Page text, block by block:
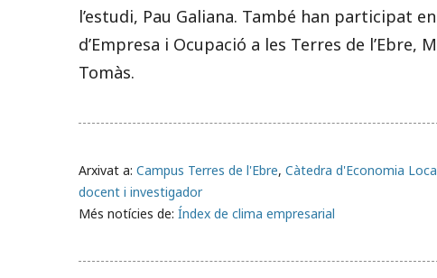
l’estudi, Pau Galiana. També han participat
d’Empresa i Ocupació a les Terres de l’Ebre,
Tomàs.
Arxivat a: Campus Terres de l'Ebre, Càtedra d'Economia
docent i investigador
Més notícies de: Índex de clima empresarial